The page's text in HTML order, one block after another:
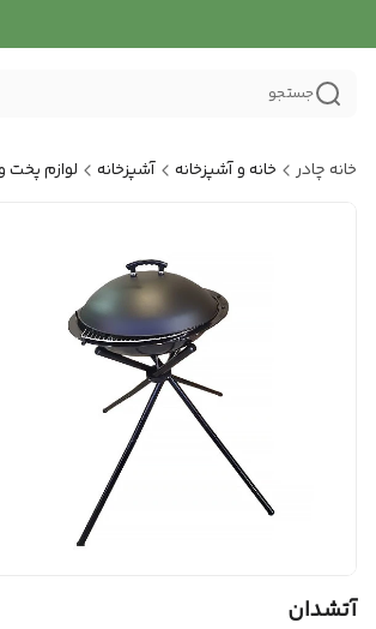
جستجو
خانه چادر خانه و آشپزخانه آشپزخانه لوازم پخت
آتشدان